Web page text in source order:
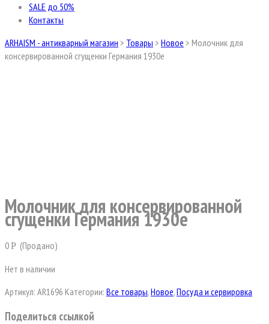
SALE до 50%
Контакты
ARHAISM - антикварный магазин > Товары > Новое > Молочник для
консервированной сгущенки Германия 1930е
Молочник для консервированной
сгущенки Германия 1930е
0Р (Продано)
Нет в наличии
Артикул: AR1696 Категории: Все товары,Новое,Посуда и сервировка
Поделиться ссылкой